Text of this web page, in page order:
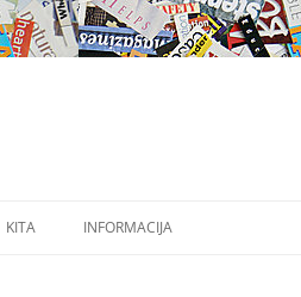
KITA INFORMACIJA